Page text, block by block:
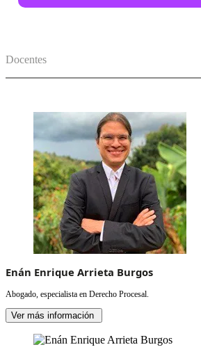
Docentes
Enán Enrique Arrieta Burgos
Abogado, especialista en Derecho Procesal.
Ver más información